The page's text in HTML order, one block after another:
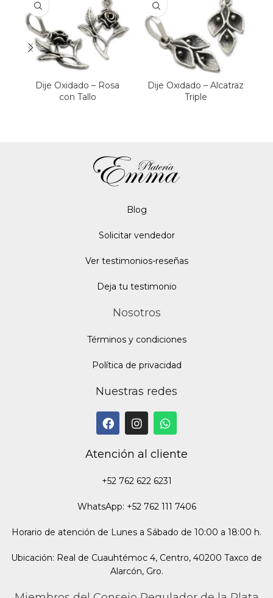
Dije Oxidado – Rosa
con Tallo
Dije Oxidado – Alcatraz
Triple
Blog
Solicitar vendedor
Ver testimonios-reseñas
Deja tu testimonio
Nosotros
Términos y condiciones
Política de privacidad
Nuestras redes
Atención al cliente
+52 762 622 6231
WhatsApp: +52 762 111 7406
Horario de atención de Lunes a Sábado de 10:00 a 18:00 h.
Ubicación: Real de Cuauhtémoc 4, Centro, 40200 Taxco de
Alarcón, Gro.